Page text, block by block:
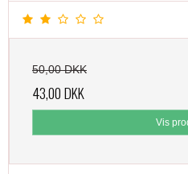
50,00 DKK
43,00 DKK
Vis